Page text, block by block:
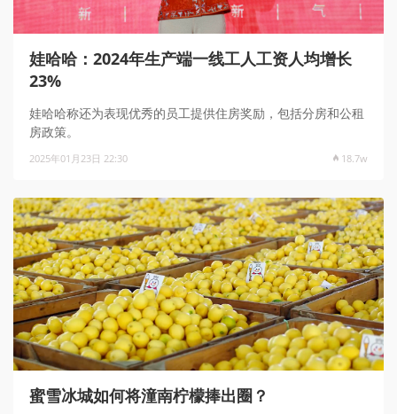
娃哈哈：2024年生产端一线工人工资人均增长
23%
娃哈哈称还为表现优秀的员工提供住房奖励，包括分房和公租
房政策。
2025年01月23日 22:30 18.7w
蜜雪冰城如何将潼南柠檬捧出圈？